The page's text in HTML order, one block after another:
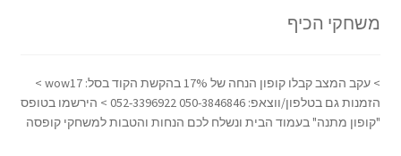
משחקי הכיף
> עקב המצב קבלו קופון הנחה של 17% בהקשת הקוד בסל: wow17 >
הזמנות גם בטלפון/ווצאפ: 050-3846846 052-3396922 > הירשמו בטופס
"קופון מתנה" בעמוד הבית ונשלח לכם הנחות והטבות למשחקי קופסה